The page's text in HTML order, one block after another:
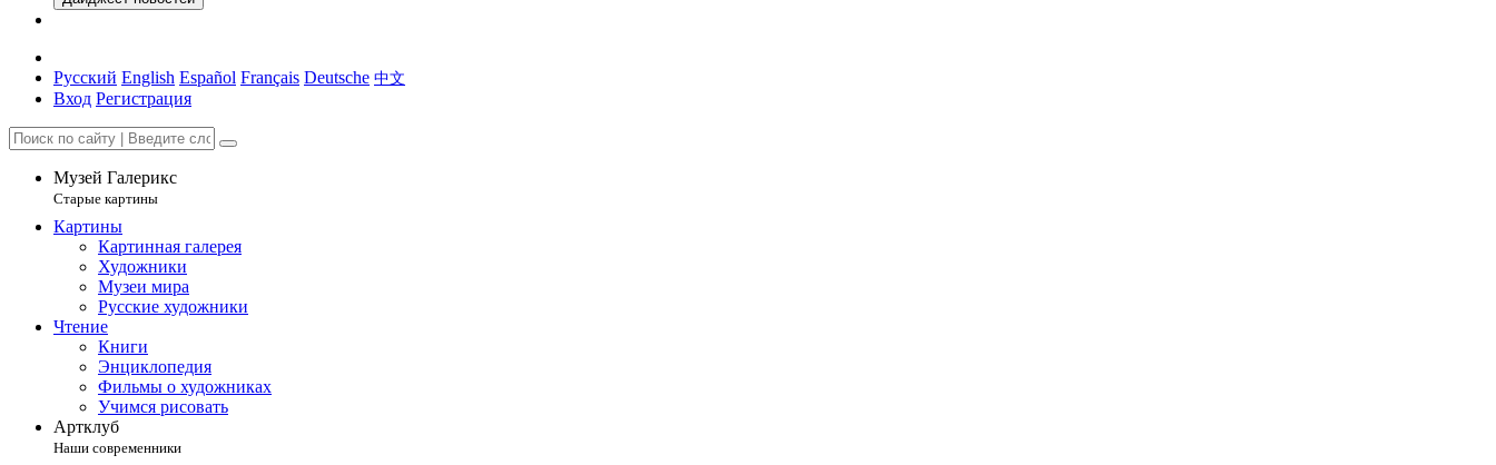
Русский English Español Français Deutsche 中文
Вход Регистрация
Музей Галерикс
Старые картины
Картины
Картинная галерея
Художники
Музеи мира
Русские художники
Чтение
Книги
Энциклопедия
Фильмы о художниках
Учимся рисовать
Артклуб
Наши современники